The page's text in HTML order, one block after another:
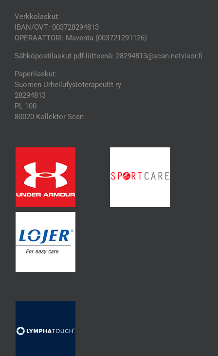
Verkkolaskut:
IBAN/OVT: 003728294813
OPERAATTORI: Maventa (003721291126)
Sähköpostilaskut pdf-liitteenä: 28294813@scan.netvisor.fi
Paperilaskut:
Suomen Urheilufysioterapeutit ry
28294813
PL 100
80020 Kollektor Scan